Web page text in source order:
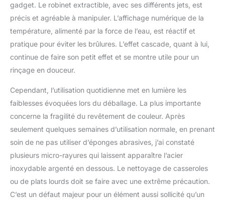
gadget. Le robinet extractible, avec ses différents jets, est
précis et agréable à manipuler. L’affichage numérique de la
température, alimenté par la force de l’eau, est réactif et
pratique pour éviter les brûlures. L’effet cascade, quant à lui,
continue de faire son petit effet et se montre utile pour un
rinçage en douceur.
Cependant, l’utilisation quotidienne met en lumière les
faiblesses évoquées lors du déballage. La plus importante
concerne la fragilité du revêtement de couleur. Après
seulement quelques semaines d’utilisation normale, en prenant
soin de ne pas utiliser d’éponges abrasives, j’ai constaté
plusieurs micro-rayures qui laissent apparaître l’acier
inoxydable argenté en dessous. Le nettoyage de casseroles
ou de plats lourds doit se faire avec une extrême précaution.
C’est un défaut majeur pour un élément aussi sollicité qu’un